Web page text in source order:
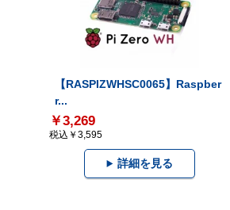
【RASPIZWHSC0065】Raspber
r...
￥3,269
税込￥3,595
詳細を見る